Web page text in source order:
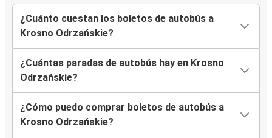
¿Cuánto cuestan los boletos de autobús a
Krosno Odrzańskie?
¿Cuántas paradas de autobús hay en Krosno
Odrzańskie?
¿Cómo puedo comprar boletos de autobús a
Krosno Odrzańskie?